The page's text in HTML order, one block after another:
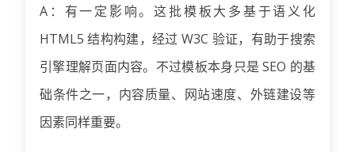
A：有一定影响。这批模板大多基于语义化
HTML5 结构构建，经过 W3C 验证，有助于搜索
引擎理解页面内容。不过模板本身只是 SEO 的基
础条件之一，内容质量、网站速度、外链建设等
因素同样重要。